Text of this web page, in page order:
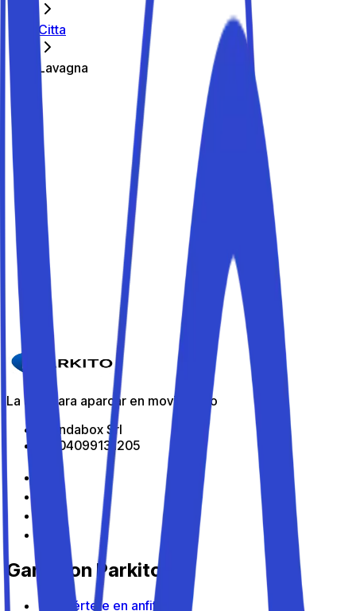
Citta
Lavagna
Los mejores aparcamientos de
Lavagna
Parkito in Via Aurelia 230
Detalles
Parkito in Via Aurelia 645
Detalles
Parkito in Via Giacomo Emanuele Borzone, 34
Detalles
La app para aparcar en movimiento
All Indabox Srl
P.I: 04099131205
Gana con Parkito
Conviértete en anfitrión